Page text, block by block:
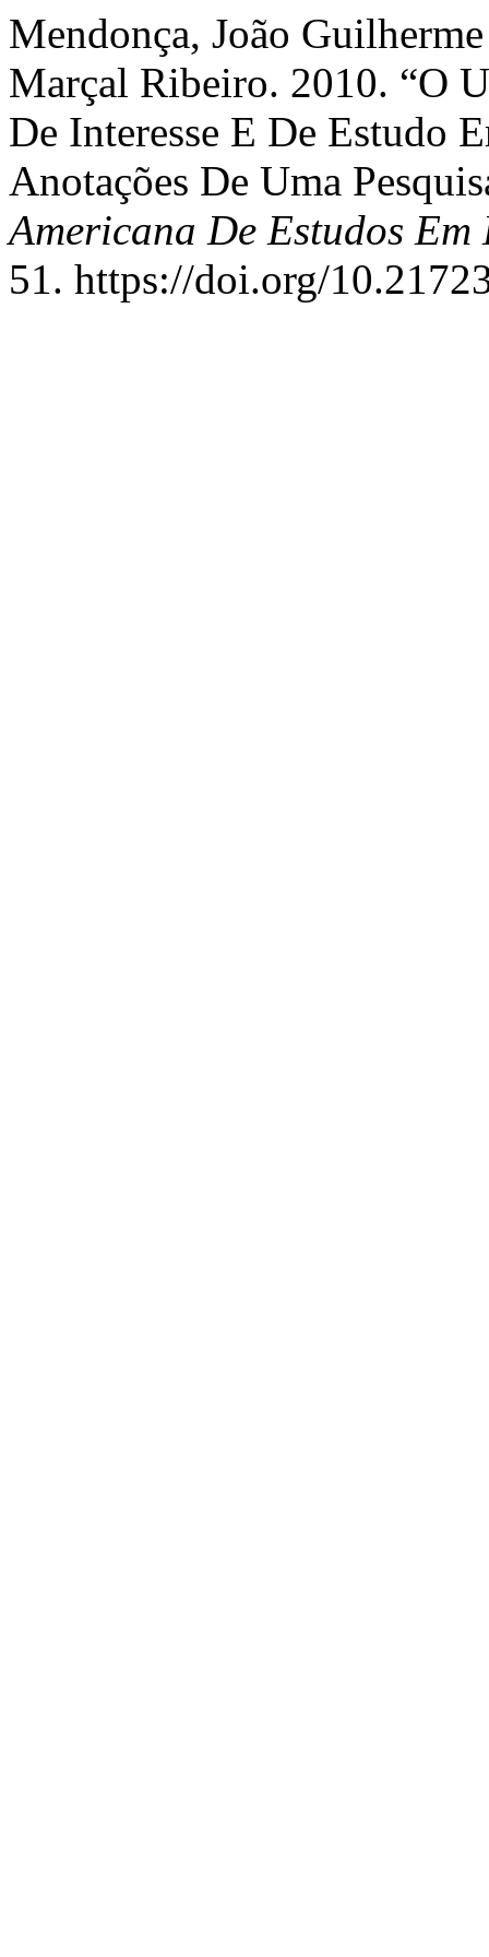
Mendonça, João
Marçal Ribeiro. 2010. “O
De Interesse E De Estudo
Anotações De Uma
Americana De Estudos Em
51. https://doi.org/